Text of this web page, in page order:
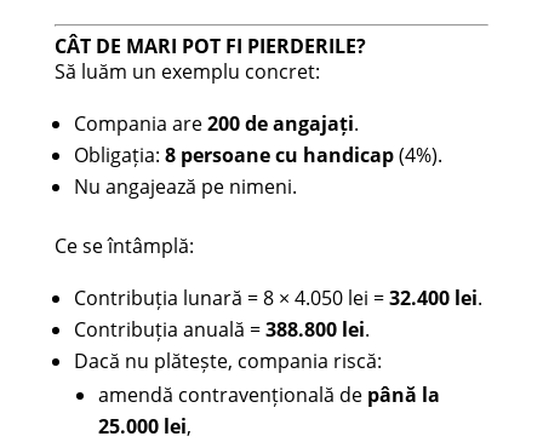
CÂT DE MARI POT FI PIERDERILE?
Să luăm un exemplu concret:
Compania are200 de angajați.
Obligația: 8 persoane cu handicap(4%).
Nu angajează pe nimeni.
Ce se întâmplă:
Contribuția lunară = 8 × 4.050 lei =32.400 lei.
Contribuția anuală =388.800 lei.
Dacă nu plătește, compania riscă:
amendă contravențională de până la
25.000 lei,